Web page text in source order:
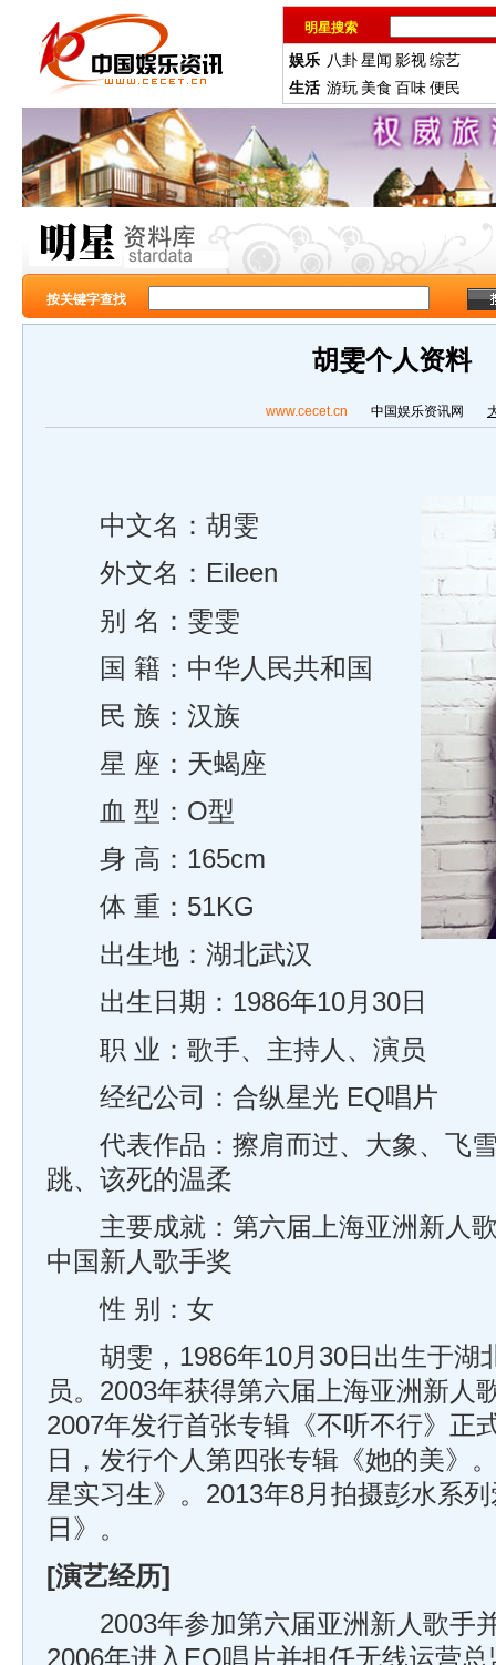
明星搜索
娱乐 八卦星闻 影视综艺
生活 游玩 美食 百味便民
按关键字查找
胡雯个人资料
www.cecet.cn 中国娱乐资讯网
中文名：胡雯
外文名：Eileen
别 名：雯雯
国 籍：中华人民共和国
民 族：汉族
星 座：天蝎座
血 型：O型
身 高：165cm
体 重：51KG
出生地：湖北武汉
出生日期：1986年10月30日
职 业：歌手、主持人、演员
经纪公司：合纵星光 EQ唱片
代表作品：擦肩而过、大象、飞雪
跳、该死的温柔
主要成就：第六届上海亚洲新人歌
中国新人歌手奖
性 别：女
胡雯，1986年10月30日出生于湖
员。2003年获得第六届上海亚洲新人
2007年发行首张专辑《不听不行》正
日，发行个人第四张专辑《她的美》
星实习生》。2013年8月拍摄彭水系
日》。
[演艺经历]
2003年参加第六届亚洲新人歌手
2006年进入EQ唱片并担任无线运营总